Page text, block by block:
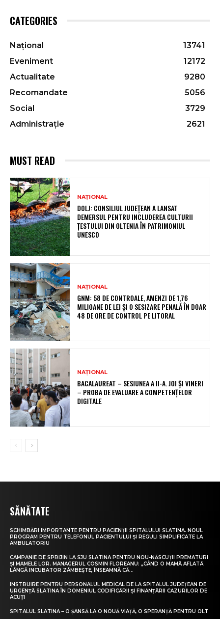
CATEGORIES
Național
13741
Eveniment
12172
Actualitate
9280
Recomandate
5056
Social
3729
Administrație
2621
MUST READ
NAȚIONAL
DOLJ: CONSILIUL JUDEȚEAN A LANSAT
DEMERSUL PENTRU INCLUDEREA CULTURII
ȚESTULUI DIN OLTENIA ÎN PATRIMONIUL
UNESCO
NAȚIONAL
GNM: 58 DE CONTROALE, AMENZI DE 1,76
MILIOANE DE LEI ȘI O SESIZARE PENALĂ ÎN DOAR
48 DE ORE DE CONTROL PE LITORAL
NAȚIONAL
BACALAUREAT – SESIUNEA A II-A. JOI ȘI VINERI
– PROBA DE EVALUARE A COMPETENȚELOR
DIGITALE
SĂNĂTATE
SCHIMBĂRI IMPORTANTE PENTRU PACIENȚII SPITALULUI SLATINA. NOUL
PROGRAM PENTRU TELEFONUL PACIENTULUI ȘI REGULI SIMPLIFICATE LA
AMBULATORIU
CAMPANIE DE SPRIJIN LA SJU SLATINA PENTRU NOU-NĂSCUȚII PREMATURI
ȘI MAMELE LOR. MANAGERUL COSMIN FLOREANU: „CÂND O MAMĂ AFLATĂ
LÂNGĂ INCUBATOR ZÂMBEȘTE, ÎNSEAMNĂ CĂ...
INSTRUIRE PENTRU PERSONALUL MEDICAL DE LA SPITALUL JUDEȚEAN DE
URGENȚĂ SLATINA ÎN DOMENIUL CODIFICĂRII ȘI FINANȚĂRII CAZURILOR DE
ACUȚI
SPITALUL SLATINA – O ȘANSĂ LA O NOUĂ VIAȚĂ, O SPERANȚĂ PENTRU OLT